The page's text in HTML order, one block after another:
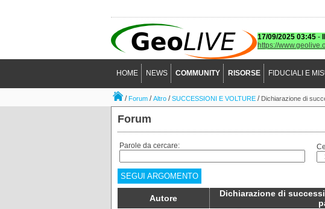
17/09/2025 03:45 -
https://
HOME NEWS COMMUNITY RISORSE FIDUCIALI E
/Forum /Altro /SUCCESSIONI E VOLTURE / Dichiarazione di
Forum
Parole da cercare:
SEGUI ARGOMENTO
Autore
Dichiarazione di